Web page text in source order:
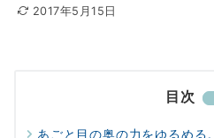
2017年5月15日
目次
あごと目の奥の力をゆるめる。